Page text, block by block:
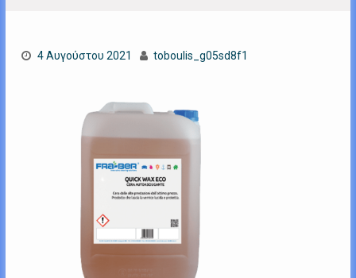
4 Αυγούστου 2021 toboulis_g05sd8f1